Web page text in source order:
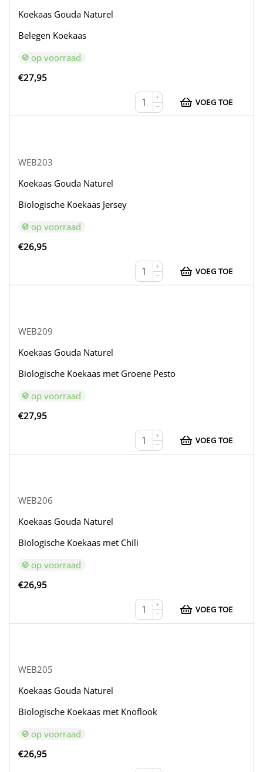
Koekaas Gouda Naturel
Belegen Koekaas
op voorraad
€27,95
+
−
VOEG TOE
WEB203
Koekaas Gouda Naturel
Biologische Koekaas Jersey
op voorraad
€26,95
+
−
VOEG TOE
WEB209
Koekaas Gouda Naturel
Biologische Koekaas met Groene Pesto
op voorraad
€27,95
+
−
VOEG TOE
WEB206
Koekaas Gouda Naturel
Biologische Koekaas met Chili
op voorraad
€26,95
+
−
VOEG TOE
WEB205
Koekaas Gouda Naturel
Biologische Koekaas met Knoflook
op voorraad
€26,95